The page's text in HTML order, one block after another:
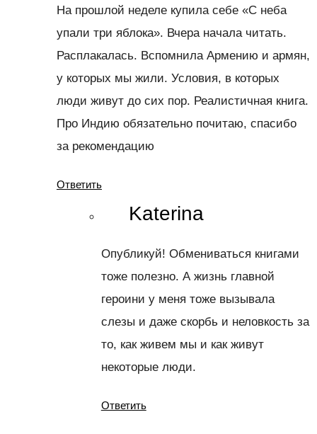
На прошлой неделе купила себе «С неба
упали три яблока». Вчера начала читать.
Расплакалась. Вспомнила Армению и армян,
у которых мы жили. Условия, в которых
люди живут до сих пор. Реалистичная книга.
Про Индию обязательно почитаю, спасибо
за рекомендацию
Ответить
Katerina
Опубликуй! Обмениваться книгами
тоже полезно. А жизнь главной
героини у меня тоже вызывала
слезы и даже скорбь и неловкость за
то, как живем мы и как живут
некоторые люди.
Ответить